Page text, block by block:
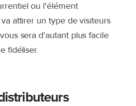
ou l'élément
attirer un type de visiteurs
sera d'autant plus facile
fidéliser.